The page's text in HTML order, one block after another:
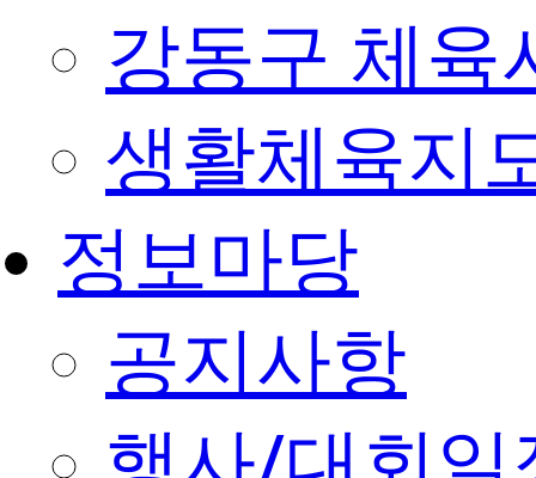
강동구 체육
생활체육지
정보마당
공지사항